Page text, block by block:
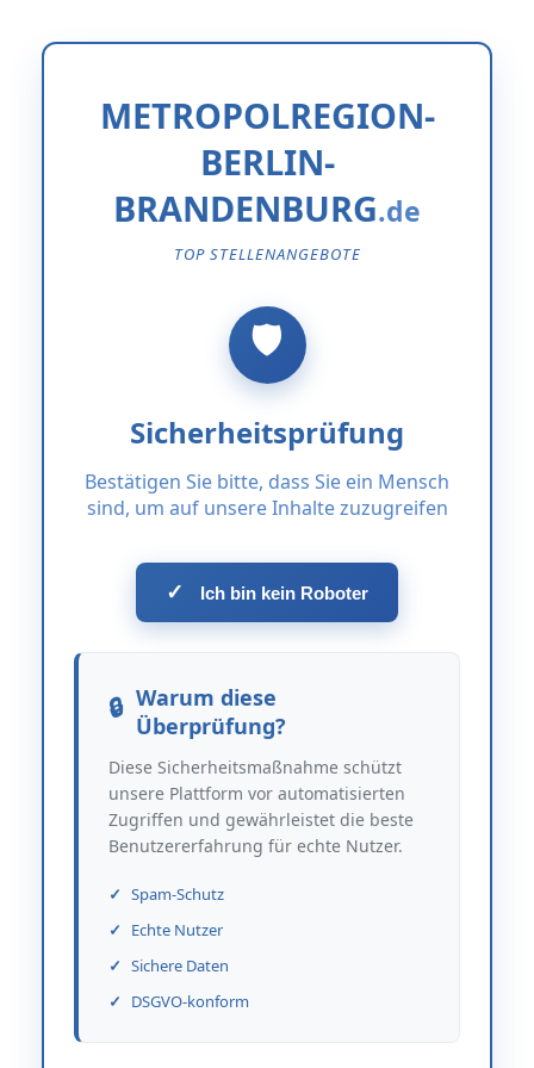
METROPOLREGION-
BERLIN-
BRANDENBURG
TOP STELLENANGEBOTE
Sicherheitsprüfung
Bestätigen Sie bitte, dass Sie ein Mensch
sind, um auf unsere Inhalte zuzugreifen
✓ Ich bin kein Roboter
Warum diese
Überprüfung?
Diese Sicherheitsmaßnahme schützt
unsere Plattform vor automatisierten
Zugriffen und gewährleistet die beste
Benutzererfahrung für echte Nutzer.
Spam-Schutz
Echte Nutzer
Sichere Daten
DSGVO-konform